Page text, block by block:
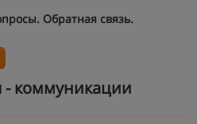
Обратная связь.
коммуникации